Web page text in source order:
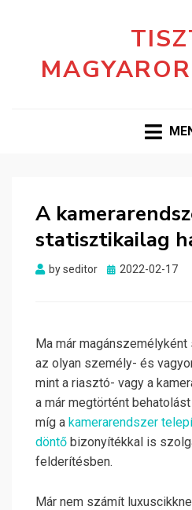
A
statisztikailag
byseditor
Posted
2022-02-17
Ma már
az olyan személy- és
mint a riasztó- vagy a
a már megtörtént
míg a kamerarendszer
döntő bizonyítékkal is
felderítésben.
Már nem számít